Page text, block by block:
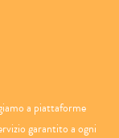
a piattaforme
garantito a ogni